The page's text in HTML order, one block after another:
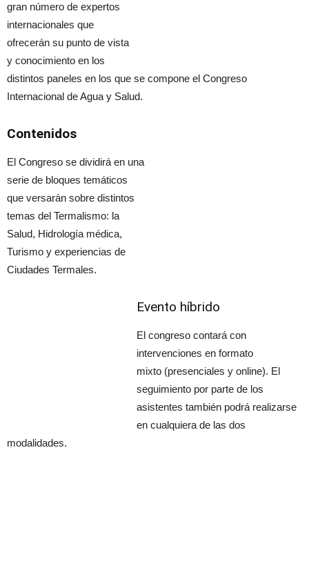
gran número de expertos
internacionales que
ofrecerán su punto de vista
y conocimiento en los
distintos paneles en los que se compone el Congreso
Internacional de Agua y Salud.
Contenidos
El Congreso se dividirá en una
serie de bloques temáticos
que versarán sobre distintos
temas del Termalismo: la
Salud, Hidrología médica,
Turismo y experiencias de
Ciudades Termales.
Evento híbrido
El congreso contará con
intervenciones en formato
mixto (presenciales y online). El
seguimiento por parte de los
asistentes también podrá realizarse
en cualquiera de las dos
modalidades.